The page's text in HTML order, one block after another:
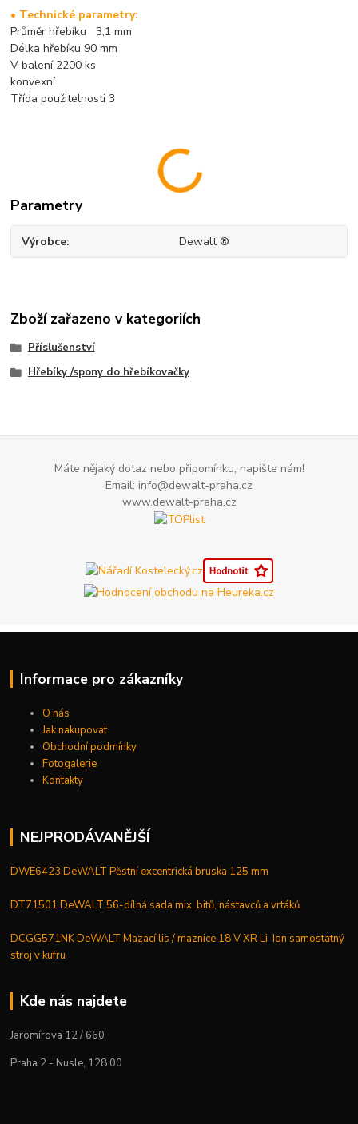
• Technické parametry:
Průměr hřebíku 3,1 mm
Délka hřebíku 90 mm
V balení 2200 ks
konvexní
Třída použitelnosti 3
Parametry
Výrobce Dewalt ®
Zboží zařazeno v kategoriích
Příslušenství
Hřebíky /spony do hřebíkovačky
Máte nějaký dotaz nebo připomínku, napište nám!
Email: info@dewalt-praha.cz
www.dewalt-praha.cz
Informace pro zákazníky
O nás
Jak nakupovat
Obchodní podmínky
Fotogalerie
Kontakty
NEJPRODÁVANĚJŠÍ
DWE6423 DeWALT Pěstní excentrická bruska 125 mm
DT71501 DeWALT 56-dílná sada mix, bitů, nástavců a vrtáků
DCGG571NK DeWALT Mazací lis / maznice 18 V XR Li-Ion samostatný
stroj v kufru
Kde nás najdete
Jaromírova 12 / 660
Praha 2 - Nusle, 128 00